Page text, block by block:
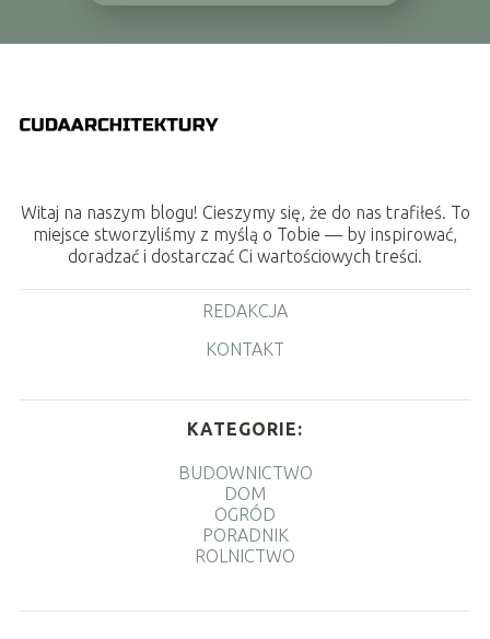
Witaj na naszym blogu! Cieszymy się, że do nas trafiłeś. To
miejsce stworzyliśmy z myślą o Tobie — by inspirować,
doradzać i dostarczać Ci wartościowych treści.
REDAKCJA
KONTAKT
KATEGORIE:
BUDOWNICTWO
DOM
OGRÓD
PORADNIK
ROLNICTWO